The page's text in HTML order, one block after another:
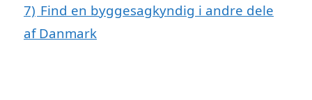
7) Find en byggesagkyndig i andre dele
af Danmark